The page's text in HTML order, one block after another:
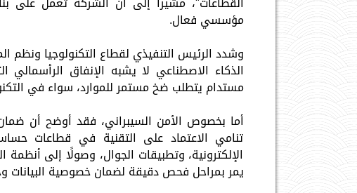
مؤسسي فعال.
الذكاء الاصطناعي لا يشبه الإنفاق
مستدام يتطلب ضخ مستمر للموارد، سواء في
أما بخصوص الأمن السيبراني، فقد أوضح أن ضمان
تنامي الاعتماد على التقنية في قطاعات
الإلكترونية، وتطبيقات الجوال، وصولًا إلى
يمر بمراحل فحص دقيقة لضمان خصوصية البيانات